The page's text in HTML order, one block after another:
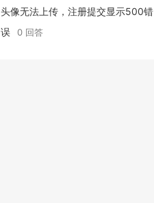
头像无法上传，注册提交显示500错
误
0 回答